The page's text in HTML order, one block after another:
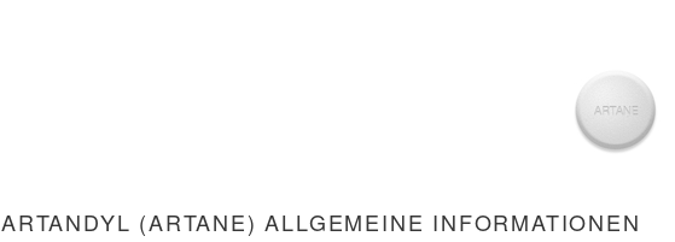
ARTANDYL (ARTANE) ALLGEMEINE INFORMATIONEN